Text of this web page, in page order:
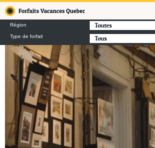
Région Toutes
Type de forfait Tous